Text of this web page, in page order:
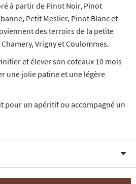
à partir de Pinot Noir, Pinot
Petit Meslier, Pinot Blanc et
des terroirs de la petite
Vrigny et Coulommes.
et élever son coteaux 10 mois
une jolie patine et une légère
pour un apéritif ou accompagné un